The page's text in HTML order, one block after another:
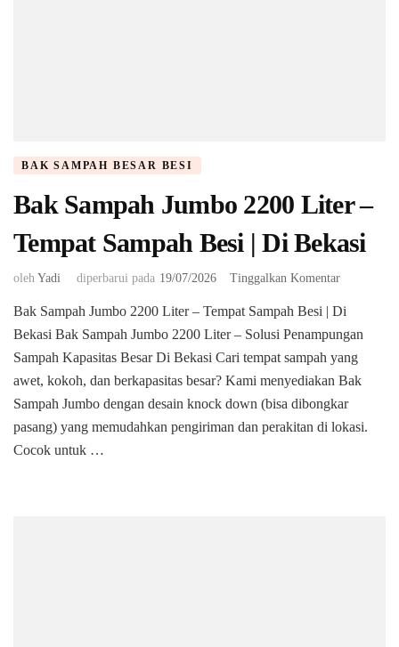
BAK SAMPAH BESAR BESI
Bak Sampah Jumbo 2200 Liter –
Tempat Sampah Besi | Di Bekasi
oleh Yadi diperbarui pada 19/07/2026 Tinggalkan Komentarpada
Sampah
Jumbo
2200
–
Tempat
Sampah
Bak Sampah Jumbo 2200 Liter – Tempat Sampah Besi | Di
Bekasi Bak Sampah Jumbo 2200 Liter – Solusi Penampungan
Sampah Kapasitas Besar Di Bekasi ​Cari tempat sampah yang
awet, kokoh, dan berkapasitas besar? Kami menyediakan Bak
Sampah Jumbo dengan desain knock down (bisa dibongkar
pasang) yang memudahkan pengiriman dan perakitan di lokasi.
Cocok untuk …